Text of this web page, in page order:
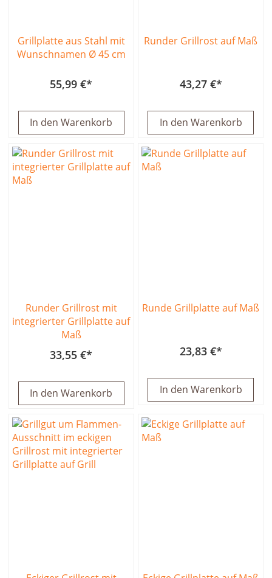
Grillplatte aus Stahl mit
Wunschnamen Ø 45 cm
55,99 €
In den Warenkorb
Runder Grillrost auf Maß
43,27 €
In den Warenkorb
Runder Grillrost mit
integrierter Grillplatte auf
Maß
33,55 €
In den Warenkorb
Runde Grillplatte auf Maß
23,83 €
In den Warenkorb